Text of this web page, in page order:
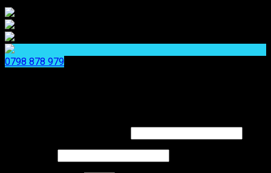
0798 878 979